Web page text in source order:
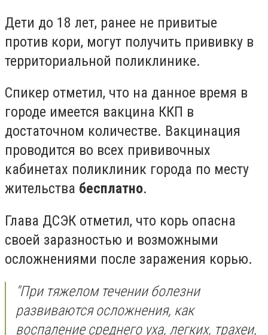
Дети до 18 лет, ранее не привитые
против кори, могут получить прививку в
территориальной поликлинике.
Спикер отметил, что на данное время в
городе имеется вакцина ККП в
достаточном количестве. Вакцинация
проводится во всех прививочных
кабинетах поликлиник города по месту
жительства бесплатно.
Глава ДСЭК отметил, что корь опасна
своей заразностью и возможными
осложнениями после заражения корью.
"При тяжелом течении болезни
развиваются осложнения, как
воспаление среднего уха, легких, трахеи,